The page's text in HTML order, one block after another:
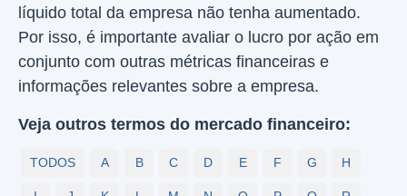
líquido total da empresa não tenha aumentado.
Por isso, é importante avaliar o lucro por ação em
conjunto com outras métricas financeiras e
informações relevantes sobre a empresa.
Veja outros termos do mercado financeiro:
TODOS A B C D E F G H